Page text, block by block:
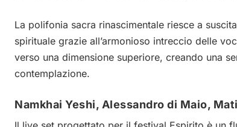
La polifonia sacra rinascimentale riesce a
spirituale grazie all’armonioso intreccio delle
verso una dimensione superiore, creando una
contemplazione.
Namkhai Yeshi, Alessandro di Maio,